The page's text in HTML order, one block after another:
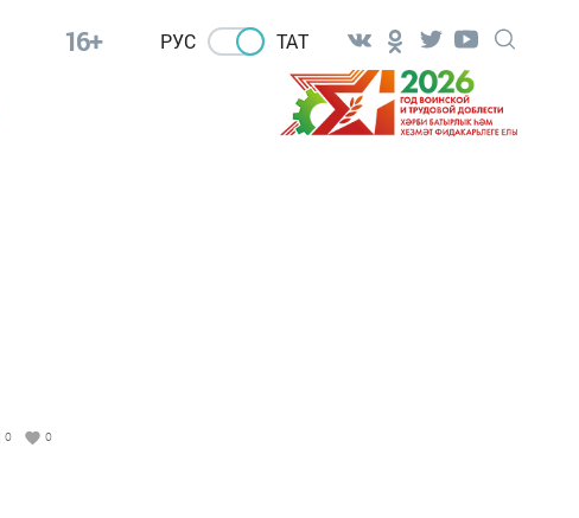
16+ РУС ТАТ
0 0